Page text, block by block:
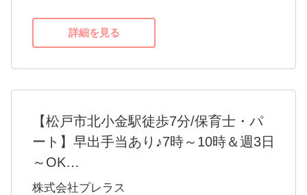
詳細を見る
【松戸市北小金駅徒歩7分/保育士・パ
ート】早出手当あり♪7時～10時＆週3日
～OK
＜ここりの森保育園 北小金＞
株式会社プレラス